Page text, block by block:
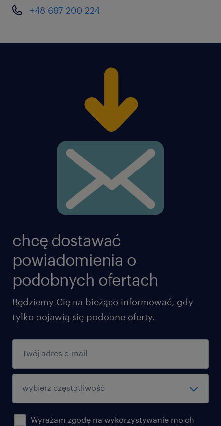
+48 697 200 224
chcę dostawać
powiadomienia o
podobnych ofertach
Będziemy Cię na bieżąco informować, gdy
tylko pojawią się podobne oferty.
Wyrażam zgodę na wykorzystywanie moich